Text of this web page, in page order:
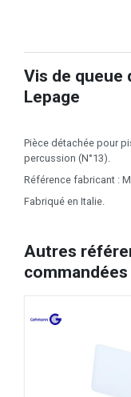
Vis de queue
Lepage
Pièce détachée pour
percussion (N°13).
Référence fabricant :
Fabriqué en Italie.
Autres